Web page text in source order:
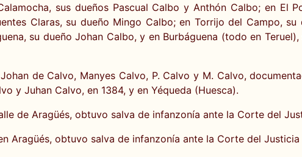
sus dueños Pascual Calbo y Anthón Calbo; en El
Claras, su dueño Mingo Calbo; en Torrijo del Campo,
su dueño Johan Calbo, y en Burbáguena (todo en
de Calvo, Manyes Calvo, P. Calvo y M. Calvo,
y Juhan Calvo, en 1384, y en Yéqueda (Huesca).
de Aragüés, obtuvo salva de infanzonía ante la Corte del
Aragüés, obtuvo salva de infanzonía ante la Corte del